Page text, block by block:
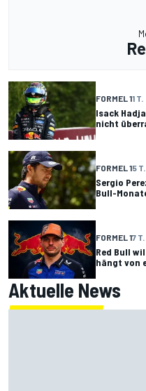
FORMEL 11 T.
Isack
nicht
FORMEL 15 T.
Sergio
Bull-
FORMEL 17 T.
Red Bull
hängt von
Aktuelle News